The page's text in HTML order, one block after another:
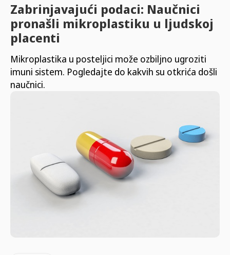
Zabrinjavajući podaci: Naučnici
pronašli mikroplastiku u ljudskoj
placenti
Mikroplastika u posteljici može ozbiljno ugroziti
imuni sistem. Pogledajte do kakvih su otkrića došli
naučnici.